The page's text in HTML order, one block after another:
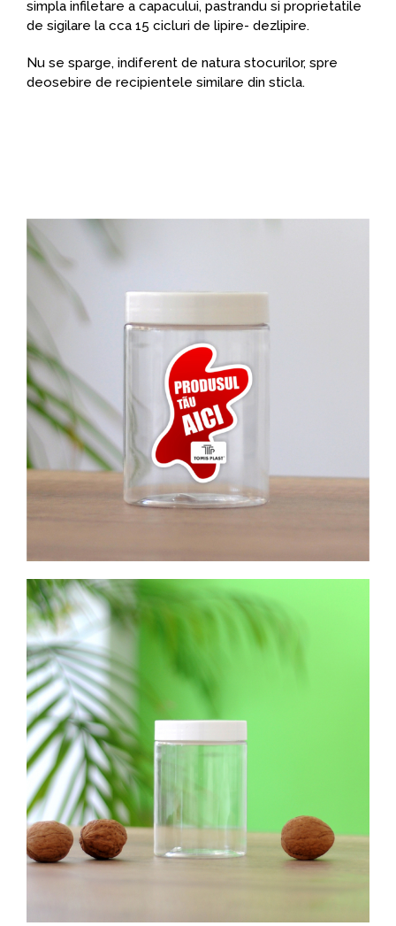
simpla infiletare a capacului, pastrandu si proprietatile
de sigilare la cca 15 cicluri de lipire- dezlipire.
Nu se sparge, indiferent de natura stocurilor, spre
deosebire de recipientele similare din sticla.